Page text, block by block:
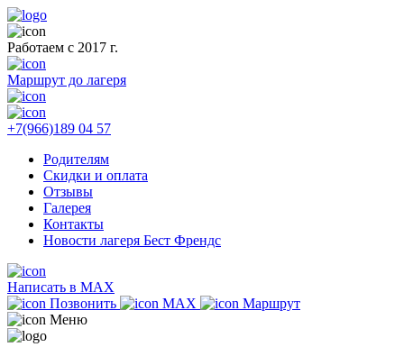
Работаем с 2017 г.
Маршрут до лагеря
+7(966)189 04 57
Родителям
Скидки и оплата
Отзывы
Галерея
Контакты
Новости лагеря Бест Френдс
Написать в MAX
Позвонить
MAX
Маршрут
Меню